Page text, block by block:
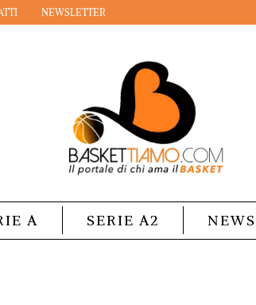
NEWSLETTER
A SERIE A2 NEWS